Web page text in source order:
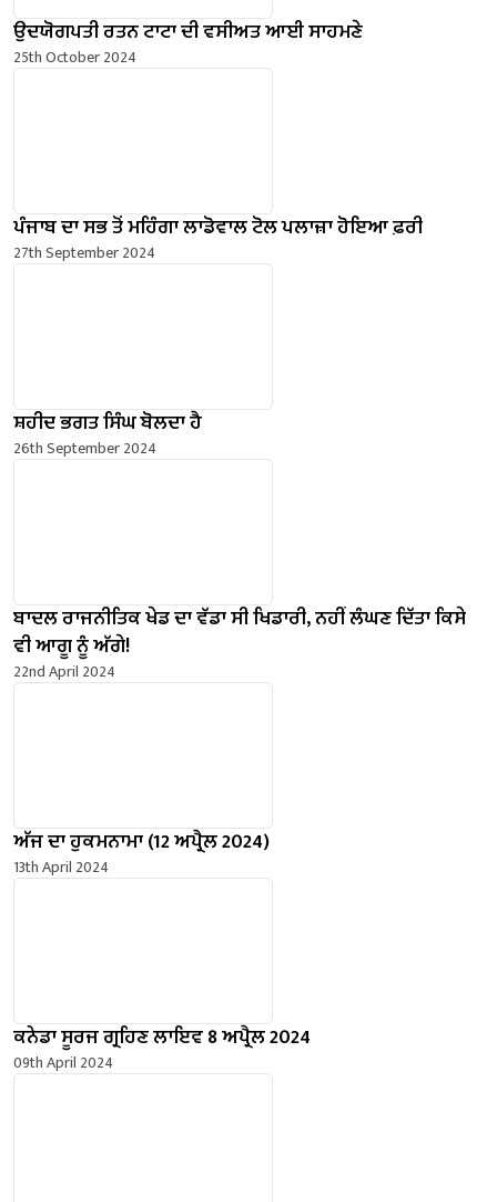
ਉਦਯੋਗਪਤੀ ਰਤਨ ਟਾਟਾ ਦੀ ਵਸੀਅਤ ਆਈ ਸਾਹਮਣੇ
25th October 2024
ਪੰਜਾਬ ਦਾ ਸਭ ਤੋਂ ਮਹਿੰਗਾ ਲਾਡੋਵਾਲ ਟੋਲ ਪਲਾਜ਼ਾ ਹੋਇਆ ਫ਼ਰੀ
27th September 2024
ਸ਼ਹੀਦ ਭਗਤ ਸਿੰਘ ਬੋਲਦਾ ਹੈ
26th September 2024
ਬਾਦਲ ਰਾਜਨੀਤਿਕ ਖੇਡ ਦਾ ਵੱਡਾ ਸੀ ਖਿਡਾਰੀ, ਨਹੀਂ ਲੰਘਣ ਦਿੱਤਾ ਕਿਸੇ
ਵੀ ਆਗੂ ਨੂੰ ਅੱਗੇ!
22nd April 2024
ਅੱਜ ਦਾ ਹੁਕਮਨਾਮਾ (12 ਅਪ੍ਰੈਲ 2024)
13th April 2024
ਕਨੇਡਾ ਸੂਰਜ ਗ੍ਰਹਿਣ ਲਾਇਵ 8 ਅਪ੍ਰੈਲ 2024
09th April 2024